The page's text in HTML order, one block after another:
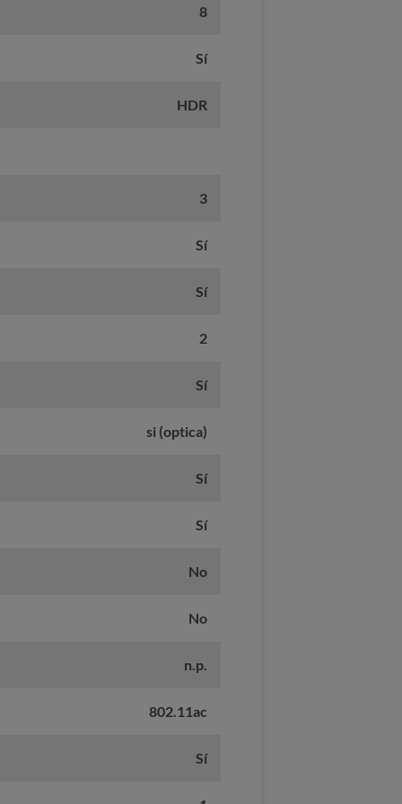
8
Sí
HDR
3
Sí
Sí
2
Sí
si (optica)
Sí
Sí
No
No
n.p.
802.11ac
Sí